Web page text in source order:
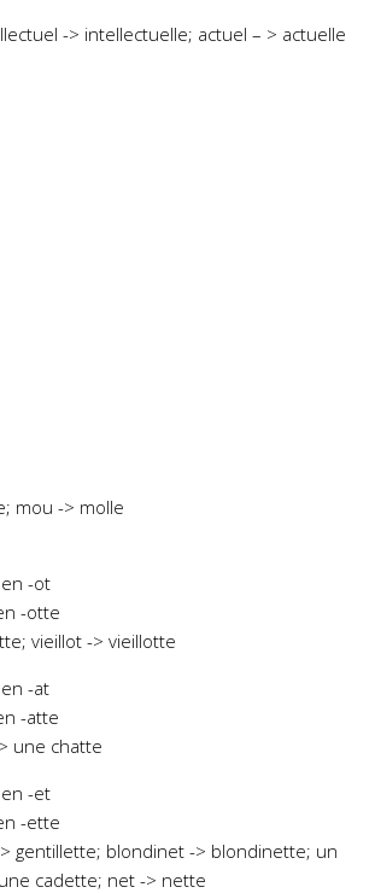
-> intellectuelle; actuel – > actuelle
mou -> molle
-ot
-otte
vieillot -> vieillotte
-at
-atte
une chatte
-et
-ette
gentillette; blondinet -> blondinette; un
cadette; net -> nette